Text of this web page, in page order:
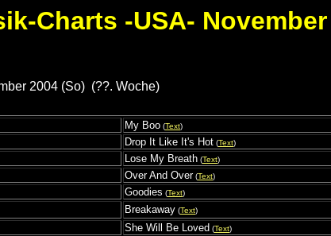
Charts -USA-
2004 (So) (??. Woche)
My Boo (Text)
Drop It Like It's Hot (Text)
Lose My Breath (Text)
Over And Over(Text)
Goodies (Text)
Breakaway (Text)
She Will Be Loved (Text)